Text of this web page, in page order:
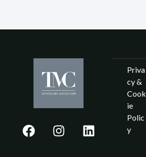
Priva
cy &
Cook
ie
Polic
y